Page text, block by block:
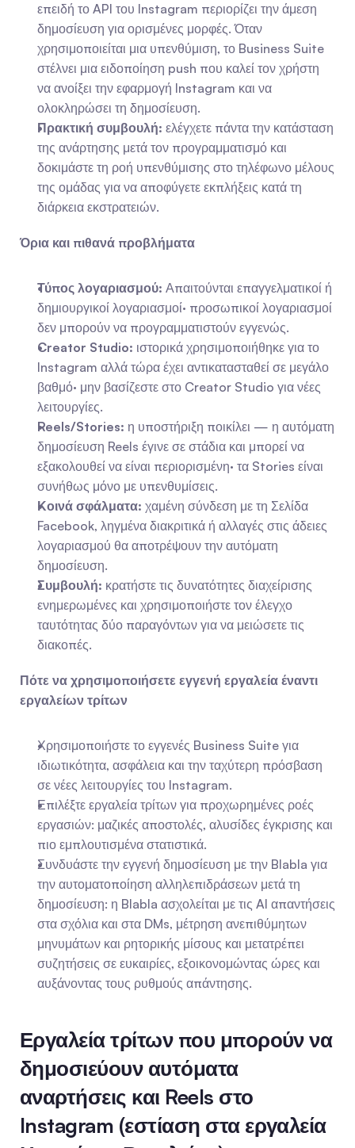
επειδή το API του Instagram περιορίζει την άμεση
δημοσίευση για ορισμένες μορφές. Όταν
χρησιμοποιείται μια υπενθύμιση, το Business Suite
στέλνει μια ειδοποίηση push που καλεί τον χρήστη
να ανοίξει την εφαρμογή Instagram και να
ολοκληρώσει τη δημοσίευση.
Πρακτική συμβουλή: ελέγχετε πάντα την κατάσταση
της ανάρτησης μετά τον προγραμματισμό και
δοκιμάστε τη ροή υπενθύμισης στο τηλέφωνο μέλους
της ομάδας για να αποφύγετε εκπλήξεις κατά τη
διάρκεια εκστρατειών.
Όρια και πιθανά προβλήματα
Τύπος λογαριασμού: Απαιτούνται επαγγελματικοί ή
δημιουργικοί λογαριασμοί· προσωπικοί λογαριασμοί
δεν μπορούν να προγραμματιστούν εγγενώς.
Creator Studio: ιστορικά χρησιμοποιήθηκε για το
Instagram αλλά τώρα έχει αντικατασταθεί σε μεγάλο
βαθμό· μην βασίζεστε στο Creator Studio για νέες
λειτουργίες.
Reels/Stories: η υποστήριξη ποικίλει — η αυτόματη
δημοσίευση Reels έγινε σε στάδια και μπορεί να
εξακολουθεί να είναι περιορισμένη· τα Stories είναι
συνήθως μόνο με υπενθυμίσεις.
Κοινά σφάλματα: χαμένη σύνδεση με τη Σελίδα
Facebook, ληγμένα διακριτικά ή αλλαγές στις άδειες
λογαριασμού θα αποτρέψουν την αυτόματη
δημοσίευση.
Συμβουλή: κρατήστε τις δυνατότητες διαχείρισης
ενημερωμένες και χρησιμοποιήστε τον έλεγχο
ταυτότητας δύο παραγόντων για να μειώσετε τις
διακοπές.
Πότε να χρησιμοποιήσετε εγγενή εργαλεία έναντι
εργαλείων τρίτων
Χρησιμοποιήστε το εγγενές Business Suite για
ιδιωτικότητα, ασφάλεια και την ταχύτερη πρόσβαση
σε νέες λειτουργίες του Instagram.
Επιλέξτε εργαλεία τρίτων για προχωρημένες ροές
εργασιών: μαζικές αποστολές, αλυσίδες έγκρισης και
πιο εμπλουτισμένα στατιστικά.
Συνδυάστε την εγγενή δημοσίευση με την Blabla για
την αυτοματοποίηση αλληλεπιδράσεων μετά τη
δημοσίευση: η Blabla ασχολείται με τις AI απαντήσεις
στα σχόλια και στα DMs, μέτρηση ανεπιθύμητων
μηνυμάτων και ρητορικής μίσους και μετατρέπει
συζητήσεις σε ευκαιρίες, εξοικονομώντας ώρες και
αυξάνοντας τους ρυθμούς απάντησης.
Εργαλεία τρίτων που μπορούν να
δημοσιεύουν αυτόματα
αναρτήσεις και Reels στο
Instagram (εστίαση στα εργαλεία